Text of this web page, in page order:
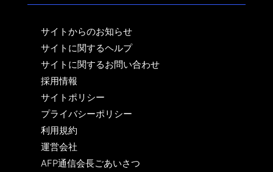
サイトからのお知らせ
サイトに関するヘルプ
サイトに関するお問い合わせ
採用情報
サイトポリシー
プライバシーポリシー
利用規約
運営会社
AFP通信会長ごあいさつ